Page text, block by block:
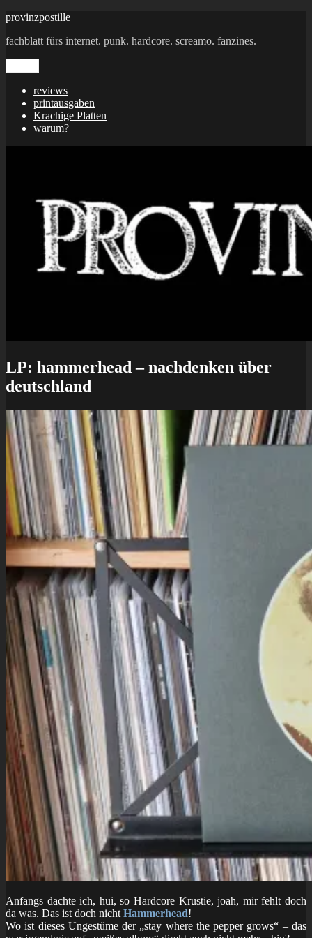
Zum
springen
provinzpostille
fachblatt fürs internet. punk. hardcore. screamo. fanzines.
reviews
printausgaben
Krachige Platten
warum?
LP: hammerhead – nachdenken über
deutschland
Anfangs dachte ich, hui, so Hardcore Krustie, joah, mir fehlt doch
da was. Das ist doch nicht Hammerhead!
Wo ist dieses Ungestüme der „stay where the pepper grows“ – das